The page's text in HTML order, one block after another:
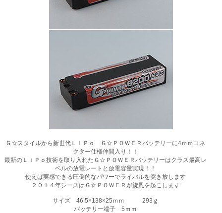
Ｇ☆スタイルから新世代ＬｉＰｏ Ｇ☆ＰＯＷＥＲバッテリーに4ｍｍコネ
クター仕様仲間入り！！
最新のＬｉＰｏ技術を取り入れたＧ☆ＰＯＷＥＲバッテリーはクラス最高レ
ベルの放電レートと放電容量実現！！
使えば実感できる圧倒的なパワーでライバルを突き放します
２０１４年シーズはＧ☆ＰＯＷＥＲが旋風を起こします
サイズ 46.5×138×25ｍｍ 293ｇ
バッテリー端子 5ｍｍ